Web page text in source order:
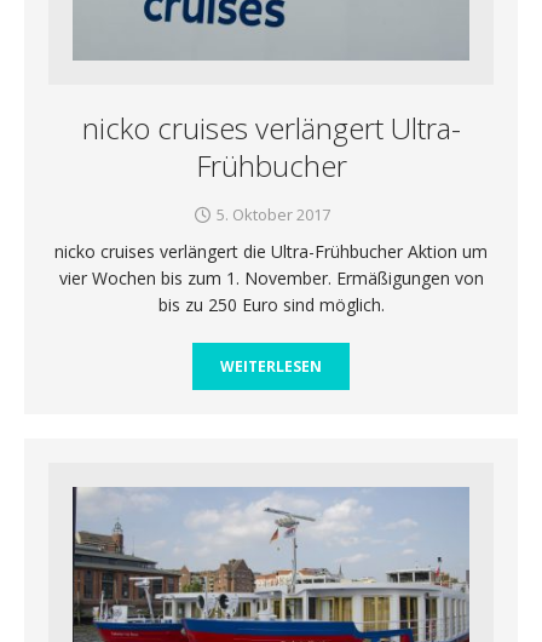
nicko cruises verlängert Ultra-
Frühbucher
5. Oktober 2017
nicko cruises verlängert die Ultra-Frühbucher Aktion um
vier Wochen bis zum 1. November. Ermäßigungen von
bis zu 250 Euro sind möglich.
WEITERLESEN